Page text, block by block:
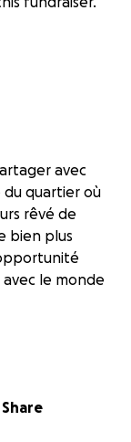
avec
du quartier où
rêvé de
bien plus
le monde
de pouce
hors
Share